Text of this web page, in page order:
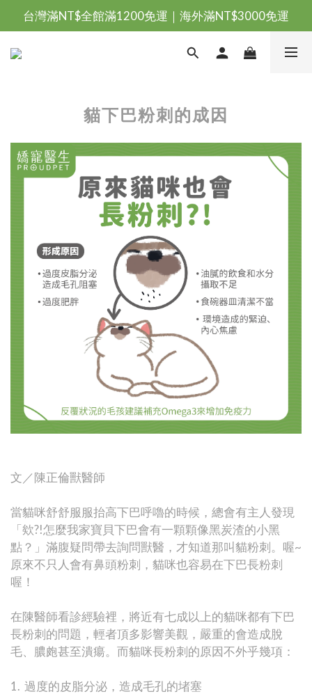
台灣滿NT$全館滿1200免運｜海外滿NT$3000免運
台灣滿NT$全館滿1200免運｜海外滿NT$3000免運
會員優惠專區由此進
貓下巴粉刺的成因
文／陳正倫獸醫師
當貓咪舒舒服服抬高下巴呼嚕的時候，總會有主人發現
「欸?!怎麼我家寶貝下巴會有一顆顆像黑炭渣的小黑
點？」滿腹疑問帶去詢問獸醫，才知道那叫貓粉刺。喔~
原來不只人會有鼻頭粉刺，貓咪也容易在下巴長粉刺
喔！
在陳醫師看診經驗裡，將近有七成以上的貓咪都有下巴
長粉刺的問題，輕者頂多影響美觀，嚴重的會造成脫
毛、膿皰甚至潰瘍。而貓咪長粉刺的原因不外乎幾項：
1. 過度的皮脂分泌，造成毛孔的堵塞